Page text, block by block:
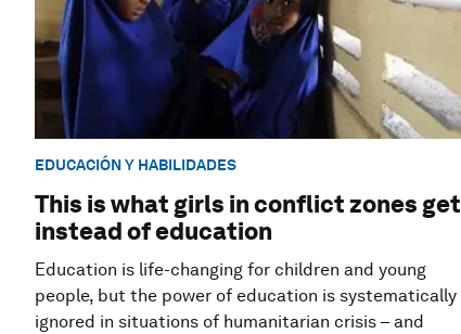
EDUCACIÓN Y HABILIDADES
This is what girls in conflict zones get
instead of education
Education is life-changing for children and young
people, but the power of education is systematically
ignored in situations of humanitarian crisis – and